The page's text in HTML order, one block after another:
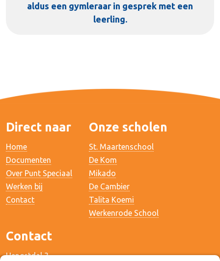
aldus een gymleraar in gesprek met een
leerling.
Direct naar
Home
Documenten
Over Punt Speciaal
Werken bij
Contact
Onze scholen
St. Maartenschool
De Kom
Mikado
De Cambier
Talita Koemi
Werkenrode School
Contact
Hengstdal 3